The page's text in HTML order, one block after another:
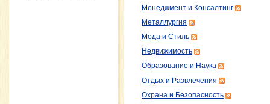
Менеджмент и Консалтинг
Металлургия
Мода и Стиль
Недвижимость
Образование и Наука
Отдых и Развлечения
Охрана и Безопасность